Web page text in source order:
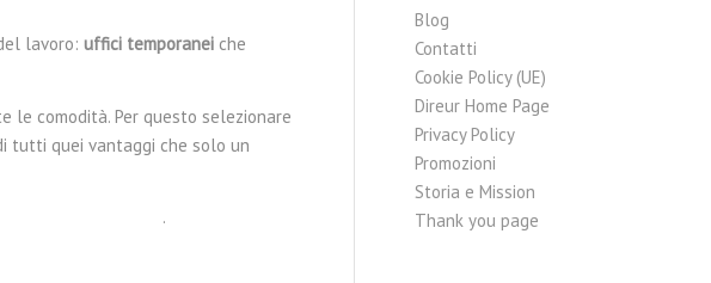
lavoro: uffici temporanei che
le comodità. Per questo selezionare
tutti quei vantaggi che solo un
.
Blog
Contatti
Cookie Policy (UE)
Direur Home Page
Privacy Policy
Promozioni
Storia e Mission
Thank you page